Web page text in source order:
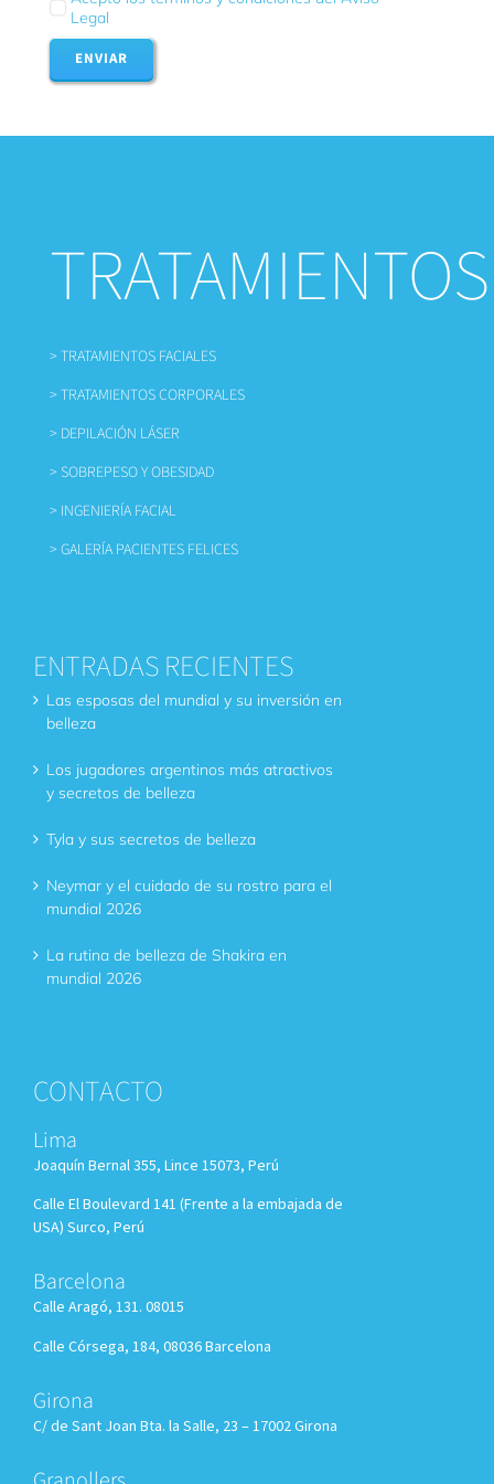
Legal
ENVIAR
CONTACTO
Lima
Joaquín Bernal 355, Lince 15073, Perú
Calle El Boulevard 141 (Frente a la embajada de
USA) Surco, Perú
Barcelona
Calle Aragó, 131. 08015
Calle Córsega, 184, 08036 Barcelona
Girona
C/ de Sant Joan Bta. la Salle, 23 – 17002 Girona
ENTRADAS RECIENTES
Las esposas del mundial y su inversión en
belleza
Los jugadores argentinos más atractivos
y secretos de belleza
Tyla y sus secretos de belleza
Neymar y el cuidado de su rostro para el
mundial 2026
La rutina de belleza de Shakira en
mundial 2026
TRATAMIENTOS
> TRATAMIENTOS FACIALES
> TRATAMIENTOS CORPORALES
> DEPILACIÓN LÁSER
> SOBREPESO Y OBESIDAD
> INGENIERÍA FACIAL
> GALERÍA PACIENTES FELICES